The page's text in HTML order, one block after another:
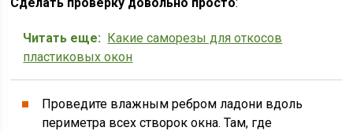
Читать еще: Какие саморезы для откосов
пластиковых окон
Проведите влажным ребром ладони вдоль
периметра всех створок окна. Там, где